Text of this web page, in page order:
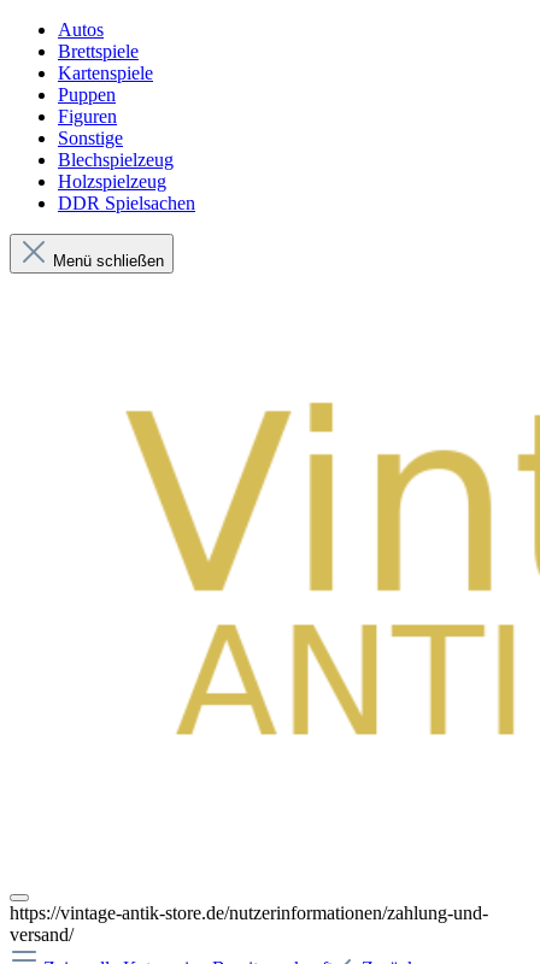
Autos
Brettspiele
Kartenspiele
Puppen
Figuren
Sonstige
Blechspielzeug
Holzspielzeug
DDR Spielsachen
Menü schließen
https://vintage-antik-store.de/nutzerinformationen/zahlung-und-
versand/